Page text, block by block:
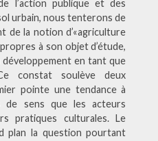
l’action publique et des
urbain, nous tenterons de
de la notion d’«agriculture
à son objet d’étude,
en tant que
constat soulève deux
pointe une tendance à
de sens que les acteurs
pratiques culturales. Le
plan la question pourtant